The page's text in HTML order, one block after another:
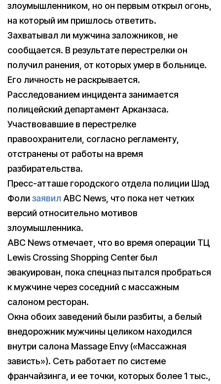
злоумышленником, но он первым открыл огонь,
на который им пришлось ответить.
Захватывал ли мужчина заложников, не
сообщается. В результате перестрелки он
получил ранения, от которых умер в больнице.
Его личность не раскрывается.
Расследованием инцидента занимается
полицейский департамент Арканзаса.
Участвовавшие в перестрелке
правоохранители, согласно регламенту,
отстранены от работы на время
разбирательства.
Пресс-атташе городского отдела полиции Шэд
Фоли заявил ABC News, что пока нет четких
версий относительно мотивов
злоумышленника.
ABC News отмечает, что во время операции ТЦ
Lewis Crossing Shopping Center был
эвакуирован, пока спецназ пытался пробраться
к мужчине через соседний с массажным
салоном ресторан.
Окна обоих заведений были разбиты, а белый
внедорожник мужчины целиком находился
внутри салона Massage Envy («Массажная
зависть»). Сеть работает по системе
франчайзинга, и ее точки, которых более 1 тыс.,